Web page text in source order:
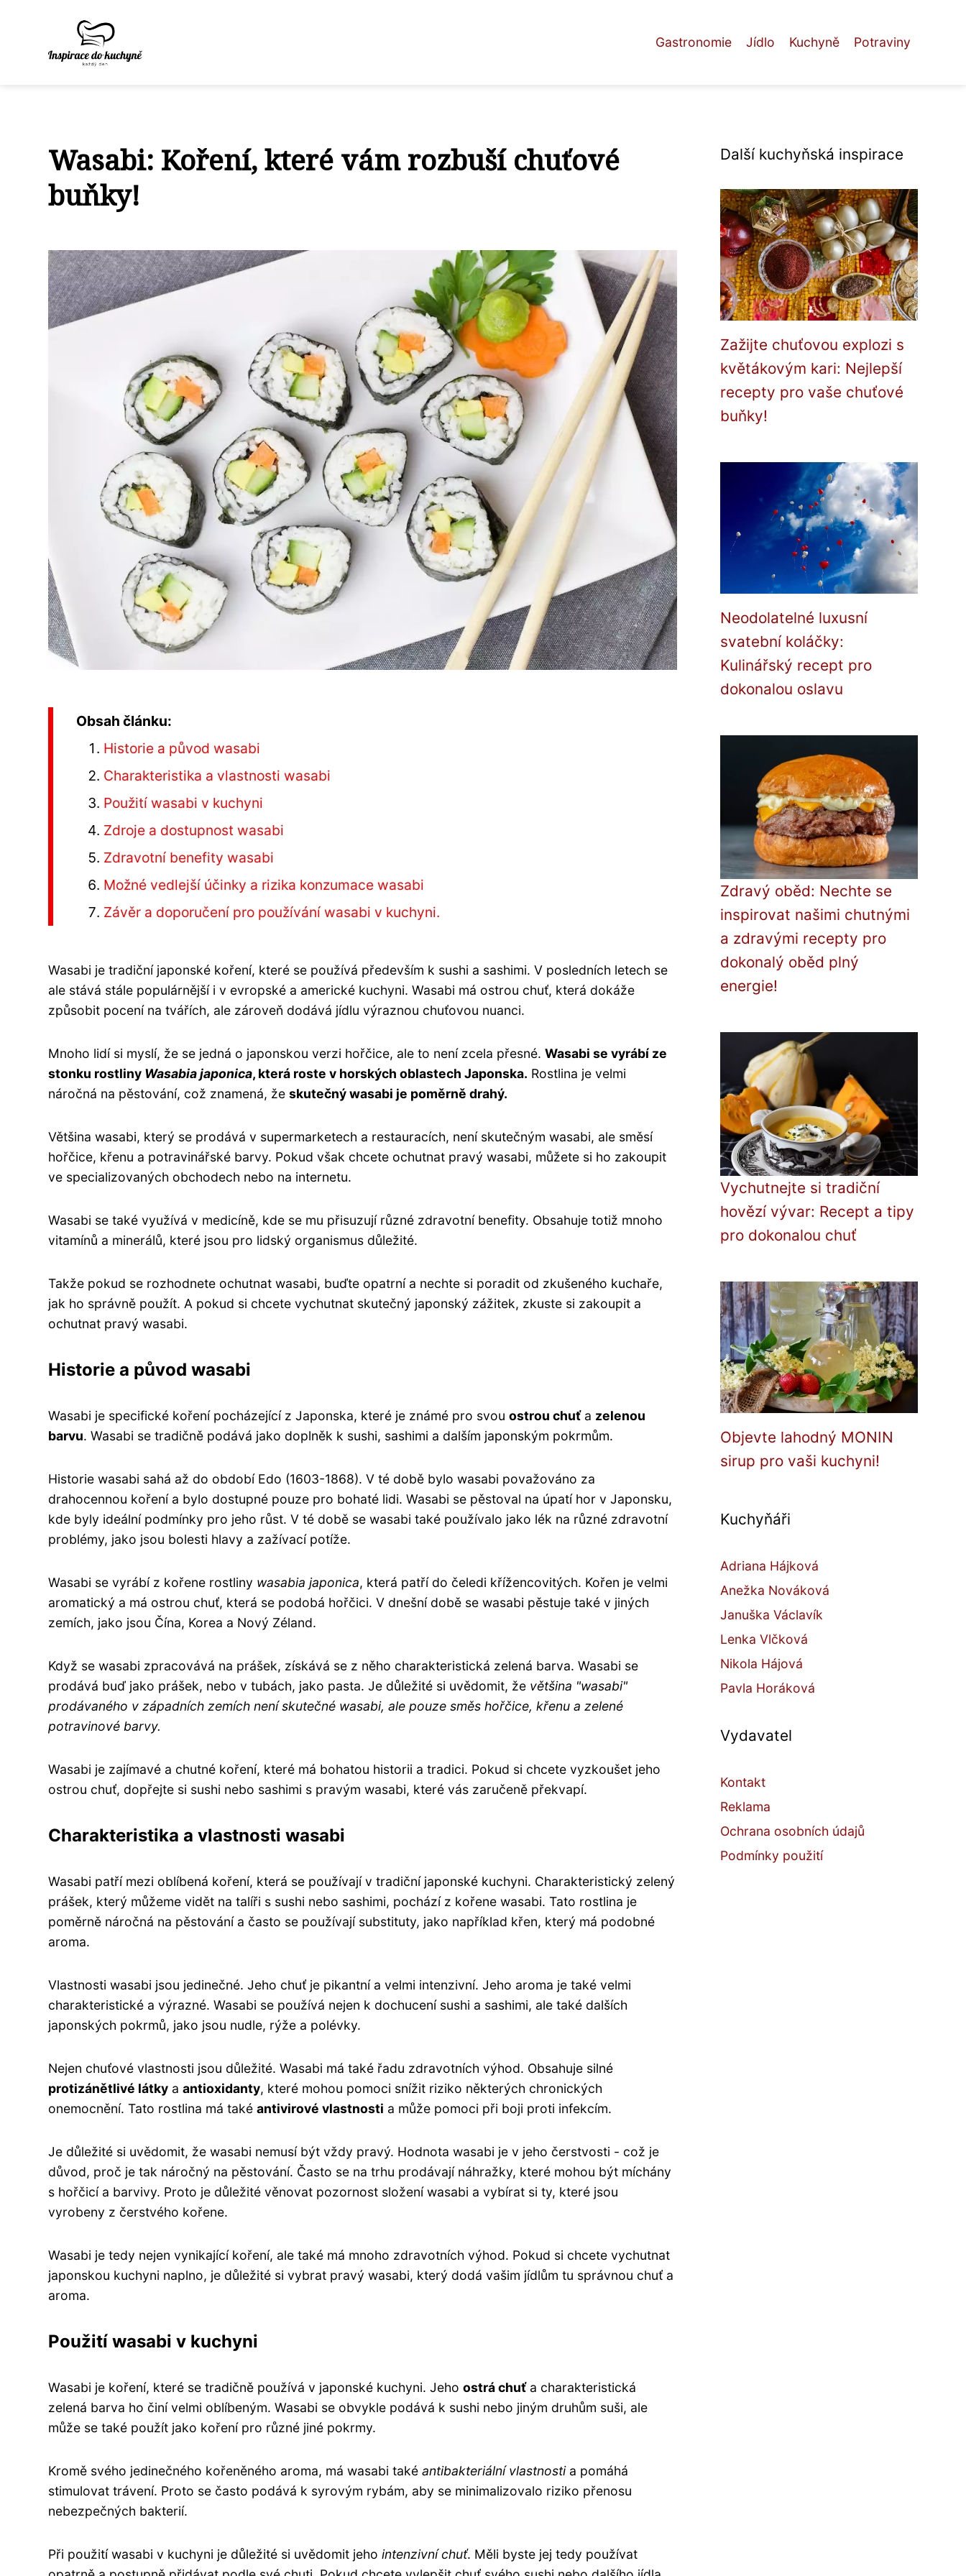
Gastronomie Jídlo Kuchyně Potraviny
Wasabi: Koření, které vám rozbuší chuťové
buňky!
Obsah článku:
Historie a původ wasabi
Charakteristika a vlastnosti wasabi
Použití wasabi v kuchyni
Zdroje a dostupnost wasabi
Zdravotní benefity wasabi
Možné vedlejší účinky a rizika konzumace wasabi
Závěr a doporučení pro používání wasabi v kuchyni.
Wasabi je tradiční japonské koření, které se používá především k sushi a sashimi. V posledních letech se
ale stává stále populárnější i v evropské a americké kuchyni. Wasabi má ostrou chuť, která dokáže
způsobit pocení na tvářích, ale zároveň dodává jídlu výraznou chuťovou nuanci.
Mnoho lidí si myslí, že se jedná o japonskou verzi hořčice, ale to není zcela přesné. Wasabi se vyrábí ze
stonku rostliny Wasabia japonica, která roste v horských oblastech Japonska. Rostlina je velmi
náročná na pěstování, což znamená, že skutečný wasabi je poměrně drahý.
Většina wasabi, který se prodává v supermarketech a restauracích, není skutečným wasabi, ale směsí
hořčice, křenu a potravinářské barvy. Pokud však chcete ochutnat pravý wasabi, můžete si ho zakoupit
ve specializovaných obchodech nebo na internetu.
Wasabi se také využívá v medicíně, kde se mu přisuzují různé zdravotní benefity. Obsahuje totiž mnoho
vitamínů a minerálů, které jsou pro lidský organismus důležité.
Takže pokud se rozhodnete ochutnat wasabi, buďte opatrní a nechte si poradit od zkušeného kuchaře,
jak ho správně použít. A pokud si chcete vychutnat skutečný japonský zážitek, zkuste si zakoupit a
ochutnat pravý wasabi.
Historie a původ wasabi
Wasabi je specifické koření pocházející z Japonska, které je známé pro svou ostrou chuťa zelenou
barvu. Wasabi se tradičně podává jako doplněk k sushi, sashimi a dalším japonským pokrmům.
Historie wasabi sahá až do období Edo (1603-1868). V té době bylo wasabi považováno za
drahocennou koření a bylo dostupné pouze pro bohaté lidi. Wasabi se pěstoval na úpatí hor v Japonsku,
kde byly ideální podmínky pro jeho růst. V té době se wasabi také používalo jako lék na různé zdravotní
problémy, jako jsou bolesti hlavy a zažívací potíže.
Wasabi se vyrábí z kořene rostliny wasabia japonica, která patří do čeledi křížencovitých. Kořen je velmi
aromatický a má ostrou chuť, která se podobá hořčici. V dnešní době se wasabi pěstuje také v jiných
zemích, jako jsou Čína, Korea a Nový Zéland.
Když se wasabi zpracovává na prášek, získává se z něho charakteristická zelená barva. Wasabi se
prodává buď jako prášek, nebo v tubách, jako pasta. Je důležité si uvědomit, že většina "wasabi"
prodávaného v západních zemích není skutečné wasabi, ale pouze směs hořčice, křenu a zelené
potravinové barvy.
Wasabi je zajímavé a chutné koření, které má bohatou historii a tradici. Pokud si chcete vyzkoušet jeho
ostrou chuť, dopřejte si sushi nebo sashimi s pravým wasabi, které vás zaručeně překvapí.
Charakteristika a vlastnosti wasabi
Wasabi patří mezi oblíbená koření, která se používají v tradiční japonské kuchyni. Charakteristický zelený
prášek, který můžeme vidět na talíři s sushi nebo sashimi, pochází z kořene wasabi. Tato rostlina je
poměrně náročná na pěstování a často se používají substituty, jako například křen, který má podobné
aroma.
Vlastnosti wasabi jsou jedinečné. Jeho chuť je pikantní a velmi intenzivní. Jeho aroma je také velmi
charakteristické a výrazné. Wasabi se používá nejen k dochucení sushi a sashimi, ale také dalších
japonských pokrmů, jako jsou nudle, rýže a polévky.
Nejen chuťové vlastnosti jsou důležité. Wasabi má také řadu zdravotních výhod. Obsahuje silné
protizánětlivé látky a antioxidanty, které mohou pomoci snížit riziko některých chronických
onemocnění. Tato rostlina má také antivirové vlastnosti a může pomoci při boji proti infekcím.
Je důležité si uvědomit, že wasabi nemusí být vždy pravý. Hodnota wasabi je v jeho čerstvosti - což je
důvod, proč je tak náročný na pěstování. Často se na trhu prodávají náhražky, které mohou být míchány
s hořčicí a barvivy. Proto je důležité věnovat pozornost složení wasabi a vybírat si ty, které jsou
vyrobeny z čerstvého kořene.
Wasabi je tedy nejen vynikající koření, ale také má mnoho zdravotních výhod. Pokud si chcete vychutnat
japonskou kuchyni naplno, je důležité si vybrat pravý wasabi, který dodá vašim jídlům tu správnou chuť a
aroma.
Použití wasabi v kuchyni
Wasabi je koření, které se tradičně používá v japonské kuchyni. Jeho ostrá chuťa charakteristická
zelená barva ho činí velmi oblíbeným. Wasabi se obvykle podává k sushi nebo jiným druhům suši, ale
může se také použít jako koření pro různé jiné pokrmy.
Kromě svého jedinečného kořeněného aroma, má wasabi také antibakteriální vlastnostia pomáhá
stimulovat trávení. Proto se často podává k syrovým rybám, aby se minimalizovalo riziko přenosu
nebezpečných bakterií.
Při použití wasabi v kuchyni je důležité si uvědomit jeho intenzivní chuť. Měli byste jej tedy používat
Další kuchyňská inspirace
Zažijte chuťovou explozi s
květákovým kari: Nejlepší
recepty pro vaše chuťové
buňky!
Neodolatelné luxusní
svatební koláčky:
Kulinářský recept pro
dokonalou oslavu
Zdravý oběd: Nechte se
inspirovat našimi chutnými
a zdravými recepty pro
dokonalý oběd plný
energie!
Vychutnejte si tradiční
hovězí vývar: Recept a tipy
pro dokonalou chuť
Objevte lahodný MONIN
sirup pro vaši kuchyni!
Kuchyňáři
Adriana Hájková
Anežka Nováková
Januška Václavík
Lenka Vlčková
Nikola Hájová
Pavla Horáková
Vydavatel
Kontakt
Reklama
Ochrana osobních údajů
Podmínky použití